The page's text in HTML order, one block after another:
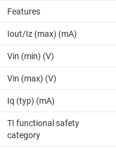
Features
Iout/Iz (max) (mA)
Vin (min) (V)
Vin (max) (V)
Iq (typ) (mA)
TI functional safety
category